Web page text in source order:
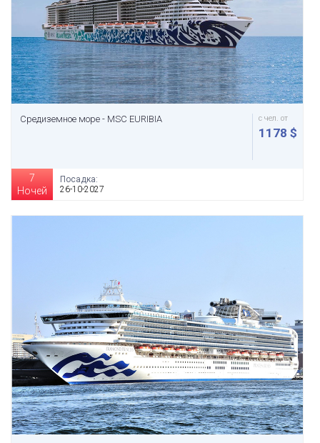
Средиземное море - MSC EURIBIA с чел. от
1178 $
7
Ночей
Посадка:
26-10-2027